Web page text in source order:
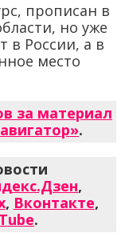
прописан в
но уже
в России, а в
место
за материал
.
,
, Вконтакте,
.